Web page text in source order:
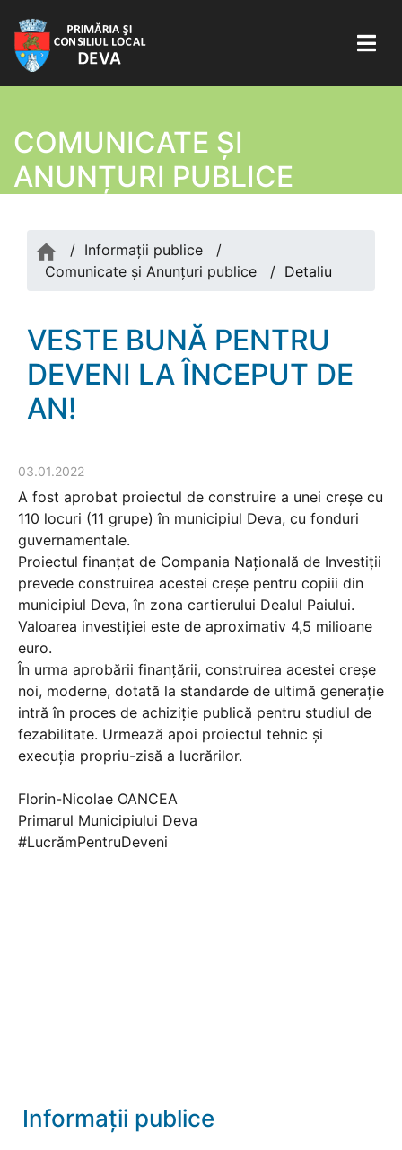
COMUNICATE ŞI
ANUNȚURI PUBLICE
/ Informații publice
/
Comunicate şi Anunțuri publice
/ Detaliu
VESTE BUNĂ PENTRU
DEVENI LA ÎNCEPUT DE
AN!
03.01.2022
A fost aprobat proiectul de construire a unei creșe cu
110 locuri (11 grupe) în municipiul Deva, cu fonduri
guvernamentale.
Proiectul finanțat de Compania Națională de Investiții
prevede construirea acestei creșe pentru copiii din
municipiul Deva, în zona cartierului Dealul Paiului.
Valoarea investiției este de aproximativ 4,5 milioane
euro.
În urma aprobării finanțării, construirea acestei creșe
noi, moderne, dotată la standarde de ultimă generație
intră în proces de achiziție publică pentru studiul de
fezabilitate. Urmează apoi proiectul tehnic și
execuția propriu-zisă a lucrărilor.
Florin-Nicolae OANCEA
Primarul Municipiului Deva
#LucrămPentruDeveni
Informații publice